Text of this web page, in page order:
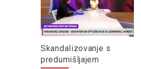
Skandalizovanje s
predumišljajem